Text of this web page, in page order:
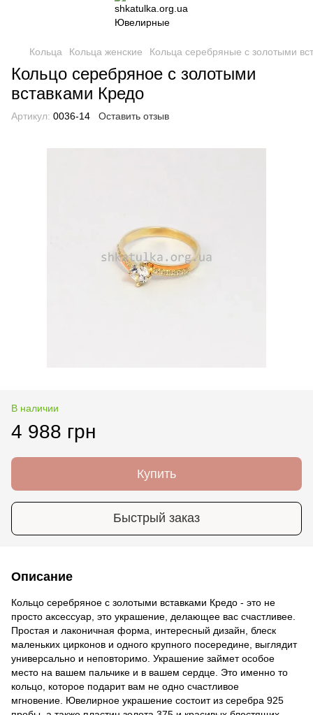
Кольца Кольца женские Кольца серебряные с золотыми
Кольцо серебряное с золотыми
вставками Кредо
Артикул: 0036-14 Оставить отзыв
В наличии
4 988 грн
Купить
Быстрый заказ
Описание
Кольцо серебряное с золотыми вставками Кредо - это не
просто аксессуар, это украшение, делающее вас счастливее.
Простая и лаконичная форма, интересный дизайн, блеск
маленьких цирконов и одного крупного посередине, выглядит
универсально и неповторимо. Украшение займет особое
место на вашем пальчике и в вашем сердце. Это именно то
кольцо, которое подарит вам не одно счастливое
мгновение. Ювелирное украшение состоит из серебра 925